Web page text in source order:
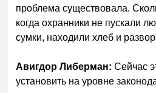
проблема существовала.
когда охранники не пускали
сумки, находили хлеб и
Авигдор Либерман:Сейчас
установить на уровне